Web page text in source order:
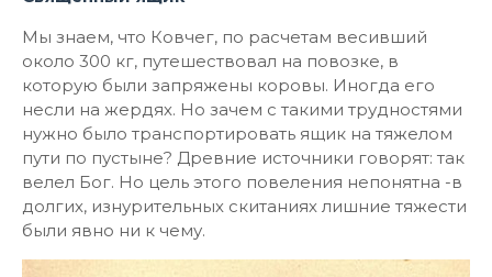
Мы знаем, что Ковчег, по расчетам весивший
около 300 кг, путешествовал на повозке, в
которую были запряжены коровы. Иногда его
несли на жердях. Но зачем с такими трудностями
нужно было транспортировать ящик на тяжелом
пути по пустыне? Древние источники говорят: так
велел Бог. Но цель этого повеления непонятна -в
долгих, изнурительных скитаниях лишние тяжести
были явно ни к чему.